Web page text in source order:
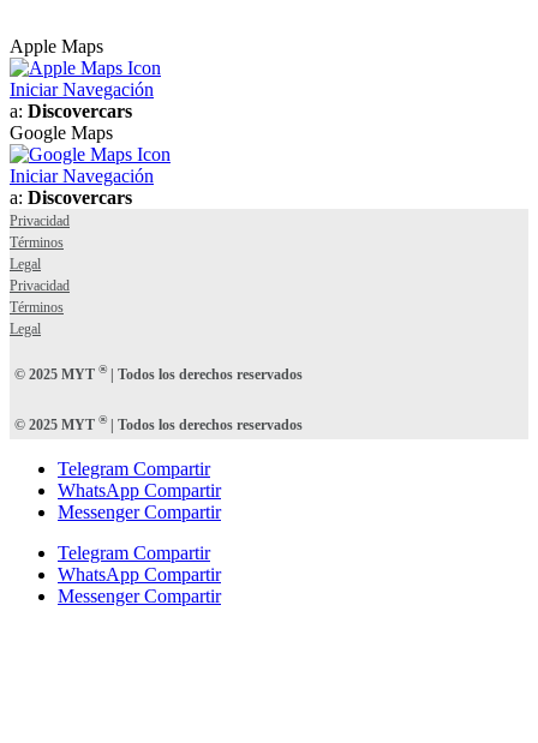
Apple Maps
Iniciar Navegación
a: Discovercars
Google Maps
Iniciar Navegación
a: Discovercars
Privacidad
Términos
Legal
Privacidad
Términos
Legal
© 2025 MYT ®| Todos los derechos reservados
© 2025 MYT ®| Todos los derechos reservados
Telegram Compartir
WhatsApp Compartir
Messenger Compartir
Telegram Compartir
WhatsApp Compartir
Messenger Compartir